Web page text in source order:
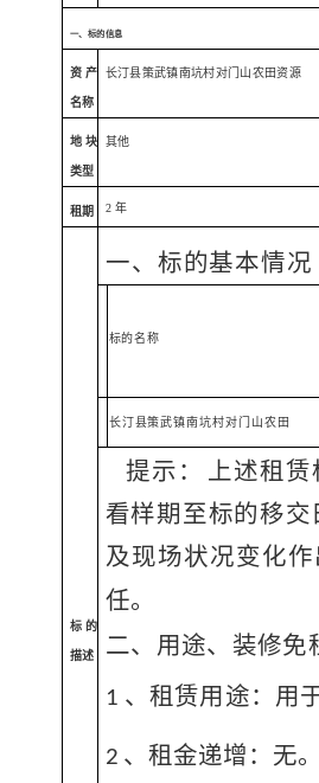
一、标的信息
资产
名称
长汀县策武镇南坑村对门山农田资源
地块
类型
其他
租期 2 年
标的
描述
一、标的基本情况
标的名称
长汀县策武镇南坑村对门山农田
提示：
上述租
看样期至标的移交
及现场状况变化
任。
二、用途、装修免
1 、租赁用途：用
2 、租金递增：无。